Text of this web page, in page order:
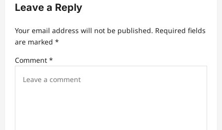
t
i
o
Leave a Reply
Your email address will not be published. Required fields
are marked *
Comment *